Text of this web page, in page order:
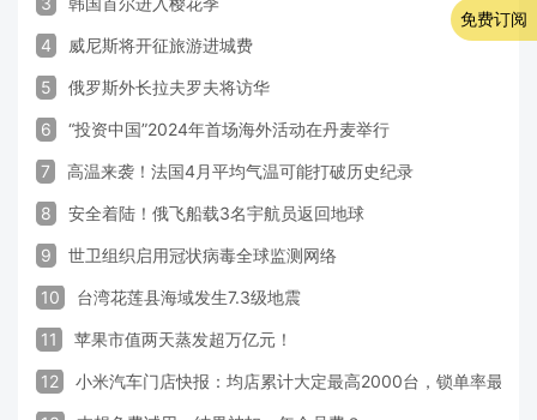
4 威尼斯将开征旅游进城费
5 俄罗斯外长拉夫罗夫将访华
6 “投资中国”2024年首场海外活动在丹麦举行
7 高温来袭！法国4月平均气温可能打破历史纪录
8 安全着陆！俄飞船载3名宇航员返回地球
9 世卫组织启用冠状病毒全球监测网络
10 台湾花莲县海域发生7.3级地震
11 苹果市值两天蒸发超万亿元！
12 小米汽车门店快报：均店累计大定最高2000台，锁单率最高
免费订阅